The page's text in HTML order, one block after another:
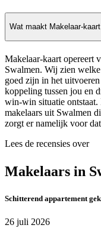
Wat maakt Makelaar-
Makelaar-kaart opereert
Swalmen. Wij zien
goed zijn in het
koppeling tussen jou en
win-win situatie ontstaat.
makelaars uit Swalmen
zorgt er namelijk voor
Lees de recensies over
Makelaars in
Schitterend appartement
26 juli 2026